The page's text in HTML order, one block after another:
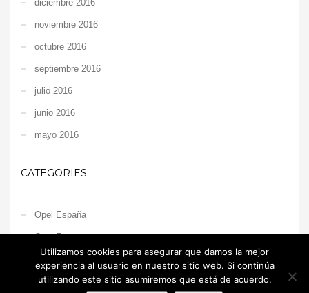
diciembre 2016
noviembre 2016
octubre 2016
septiembre 2016
julio 2016
junio 2016
mayo 2016
CATEGORIES
Opel España
Opel Europe
Opel Motorsport
Utilizamos cookies para asegurar que damos la mejor
experiencia al usuario en nuestro sitio web. Si continúa
utilizando este sitio asumiremos que está de acuerdo.